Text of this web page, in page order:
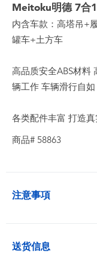
玩具促销
玩具清货
Meitoku明德 7合
内含车款：高塔吊+
罐车+土方车
高品质安全ABS材料
辆工作 车辆滑行自如
各类配件丰富 打造真
商品# 58863
注意事項
送货信息